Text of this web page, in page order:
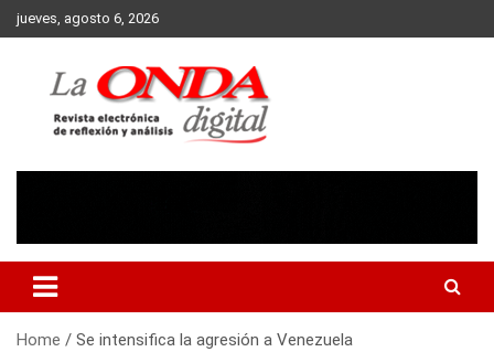
Skip
to
jueves, agosto 6, 2026
Home Se intensifica la agresión a Venezuela